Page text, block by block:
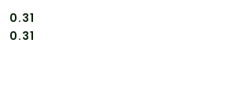
Cena:
0.31
Cena:
0.31